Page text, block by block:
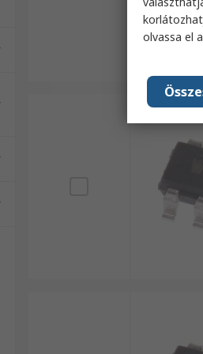
olvassa el a